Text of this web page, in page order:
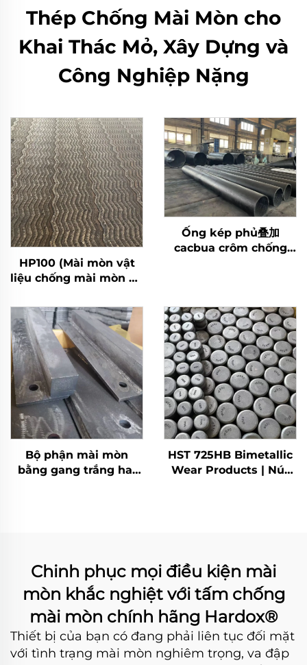
Thép Chống Mài Mòn cho
Khai Thác Mỏ, Xây Dựng và
Công Nghiệp Nặng
HP100 (Mài mòn vật
liệu chống mài mòn áp
Ống kép phủ叠加
cacbua crôm chống
Bộ phận mài mòn
bằng gang trắng hai
HST 725HB Bimetallic
Wear Products | Nút
Chinh phục mọi điều kiện mài
mòn khắc nghiệt với tấm chống
mài mòn chính hãng Hardox®
Thiết bị của bạn có đang phải liên tục đối mặt
với tình trạng mài mòn nghiêm trọng, va đập